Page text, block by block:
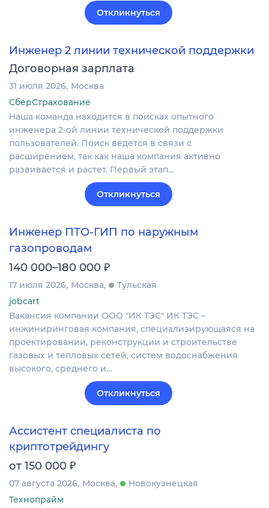
Откликнуться
Инженер 2 линии технической поддержки
Договорная зарплата
31 июля 2026 Москва
СберСтрахование
Наша команда находится в поисках опытного
инженера 2-ой линии технической поддержки
пользователей. Поиск ведется в связи с
расширением, так как наша компания активно
развивается и растет. Первый этап…
Откликнуться
Инженер ПТО-ГИП по наружным
газопроводам
140 000–180 000 ₽
17 июля 2026 Москва
Тульская
jobcart
Вакансия компании ООО "ИК ТЭС" ИК ТЭС –
инжиниринговая компания, специализирующаяся на
проектировании, реконструкции и строительстве
газовых и тепловых сетей, систем водоснабжения
высокого, среднего и…
Откликнуться
Ассистент специалиста по
криптотрейдингу
от 150 000 ₽
07 августа 2026 Москва
Новокузнецкая
Технопрайм